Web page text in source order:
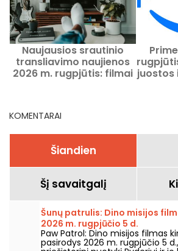
Naujausios srautinio
transliavimo naujienos
2026 m. rugpjūtis: filmai juostos
KOMENTARAI
Šiandien
Šį savaitgalį
Šunų patrulis: Dino misijos
2026 m. rugpjūčio 5 d.
Paw Patrol: Dino misijos filmas
pasirodys 2026 m. rugpjūčio 5